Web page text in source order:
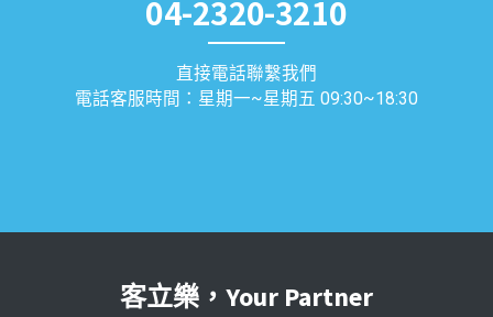
04-2320-3210
直接電話聯繫我們
電話客服時間：星期一~星期五 09:30~18:30
客立樂，Your Partner